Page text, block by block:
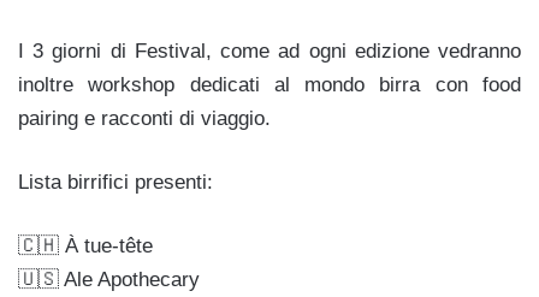
I 3 giorni di Festival, come ad ogni edizione vedranno
inoltre workshop dedicati al mondo birra con food
pairing e racconti di viaggio.
Lista birrifici presenti:
🇨🇭 À tue-tête
🇺🇸 Ale Apothecary